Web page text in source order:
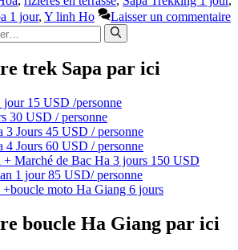
1 jour, Y linh Ho
Laisser un commentaire
trek Sapa par ici
jour 15 USD /personne
30 USD / personne
3 Jours 45 USD / personne
4 Jours 60 USD / personne
+ Marché de Bac Ha 3 jours 150 USD
1 jour 85 USD/ personne
+boucle moto Ha Giang 6 jours
boucle Ha Giang par ici